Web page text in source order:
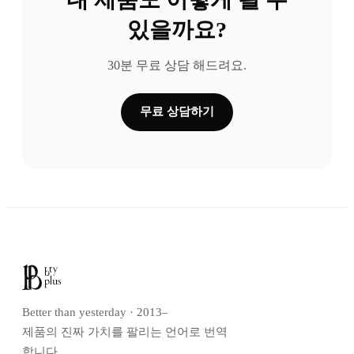
있을까요?
30분 무료 상담 해드려요.
무료 상담하기
Better than yesterday · 2013–
제품의 진짜 가치를 팔리는 언어로 번역